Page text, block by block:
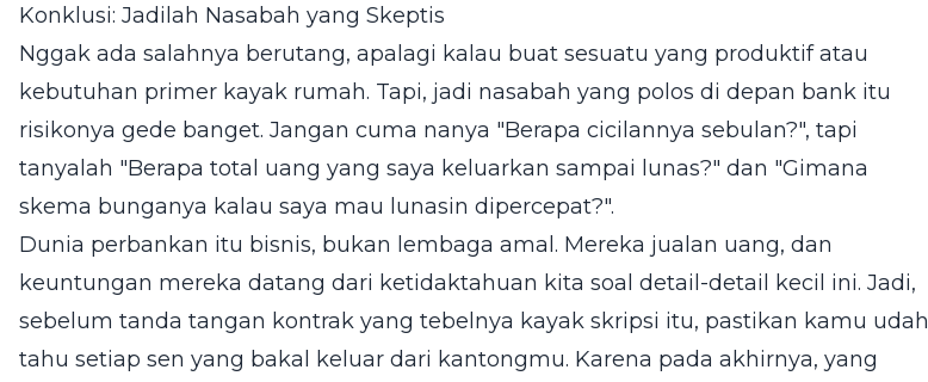
Konklusi: Jadilah Nasabah yang Skeptis
Nggak ada salahnya berutang, apalagi kalau buat sesuatu yang produktif atau
kebutuhan primer kayak rumah. Tapi, jadi nasabah yang polos di depan bank itu
risikonya gede banget. Jangan cuma nanya "Berapa cicilannya sebulan?", tapi
tanyalah "Berapa total uang yang saya keluarkan sampai lunas?" dan "Gimana
skema bunganya kalau saya mau lunasin dipercepat?".
Dunia perbankan itu bisnis, bukan lembaga amal. Mereka jualan uang, dan
keuntungan mereka datang dari ketidaktahuan kita soal detail-detail kecil ini. Jadi,
sebelum tanda tangan kontrak yang tebelnya kayak skripsi itu, pastikan kamu udah
tahu setiap sen yang bakal keluar dari kantongmu. Karena pada akhirnya, yang